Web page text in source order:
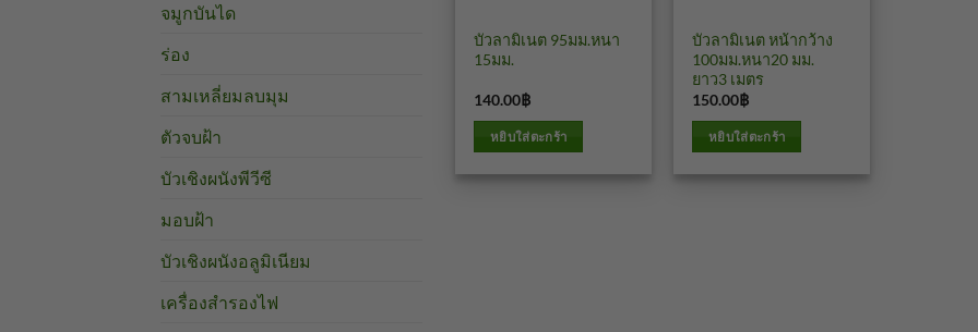
จมูกบันได
ร่อง
สามเหลี่ยมลบมุม
ตัวจบฝ้า
บัวเชิงผนังพีวีซี
มอบฝ้า
บัวเชิงผนังอลูมิเนียม
เครื่องสำรองไฟ
บัวลามิเนต 95มม.หนา
15มม.
140.00฿
หยิบใส่ตะกร้า
บัวลามิเนต หน้ากว้าง
100มม.หนา20 มม.
ยาว3 เมตร
150.00฿
หยิบใส่ตะกร้า